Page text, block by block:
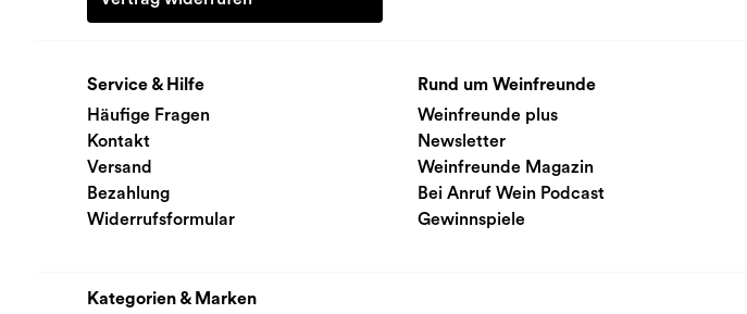
Service & Hilfe
Häufige Fragen
Kontakt
Versand
Bezahlung
Widerrufsformular
Rund um Weinfreunde
Weinfreunde plus
Newsletter
Weinfreunde Magazin
Bei Anruf Wein Podcast
Gewinnspiele
Kategorien & Marken